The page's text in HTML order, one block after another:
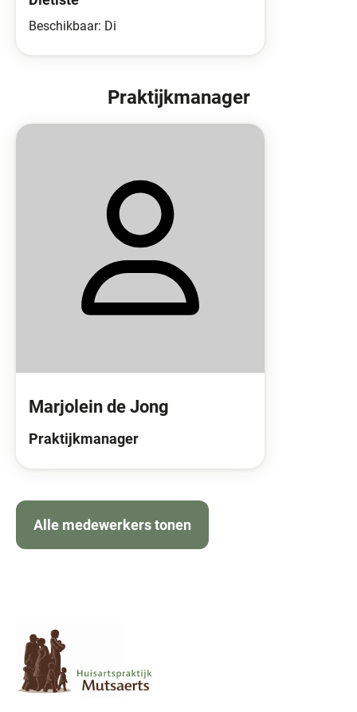
Beschikbaar: Di
Praktijkmanager
Marjolein de Jong
Praktijkmanager
Alle medewerkers tonen